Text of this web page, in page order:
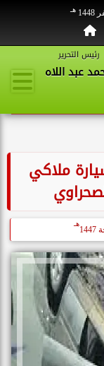
هـ
رئيس التحرير
عبد اللاه
سيارة ملاكي
هـ